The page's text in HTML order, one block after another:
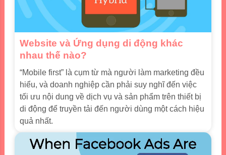
Website và Ứng dụng di động khác
nhau thế nào?
“Mobile first” là cụm từ mà người làm marketing đều
hiểu, và doanh nghiệp cần phải suy nghĩ đến việc
tối ưu nội dung về dịch vụ và sản phẩm trên thiết bị
di động để truyền tải đến người dùng một cách hiệu
quả nhất.